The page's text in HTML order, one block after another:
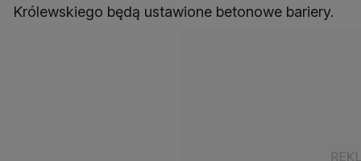
Królewskiego będą ustawione betonowe bariery.